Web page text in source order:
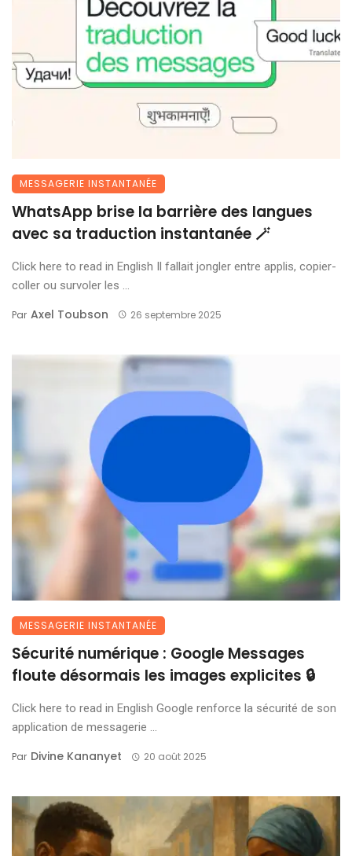
MESSAGERIE INSTANTANÉE
WhatsApp brise la barrière des langues
avec sa traduction instantanée 🪄
Click here to read in English Il fallait jongler entre applis, copier-
coller ou survoler les ...
Par Axel Toubson 26 septembre 2025
MESSAGERIE INSTANTANÉE
Sécurité numérique : Google Messages
floute désormais les images explicites 🔒
Click here to read in English Google renforce la sécurité de son
application de messagerie ...
Par Divine Kananyet 20 août 2025